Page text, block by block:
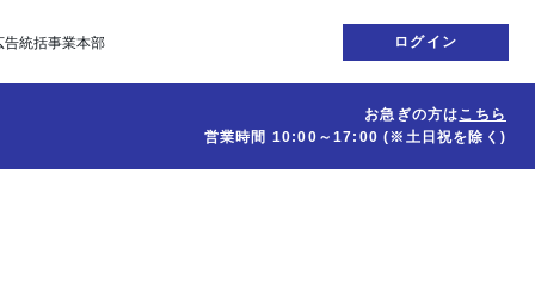
告統括事業本部 ログイン
お急ぎの方はこちら
営業時間 10:00～17:00(※土日祝を除く)